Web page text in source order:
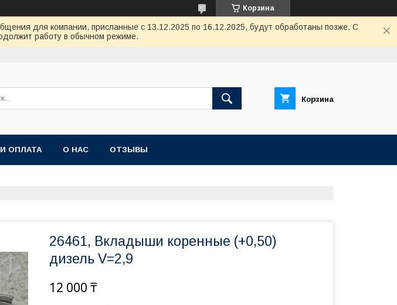
Корзина
для компании, присланные с 13.12.2025 по 16.12.2025, будут обработаны позже. С
работу в обычном режиме.
Корзина
ОПЛАТА О НАС ОТЗЫВЫ
26461, Вкладыши коренные (+0,50)
дизель V=2,9
12 000 ₸